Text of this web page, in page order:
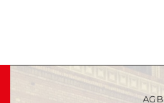
AGB